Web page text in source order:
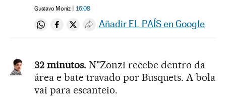
Gustavo Moniz 16:08
Compartir en Whatsapp
Compartir en Facebook
Compartir en Twitter
Desplegar Redes Sociales
Añadir EL PAÍS en Google
32 minutos. N"Zonzi recebe dentro da
área e bate travado por Busquets. A bola
vai para escanteio.